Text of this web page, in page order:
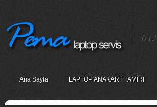
0
Ana Sayfa LAPTOP ANAKART TAMİRİ